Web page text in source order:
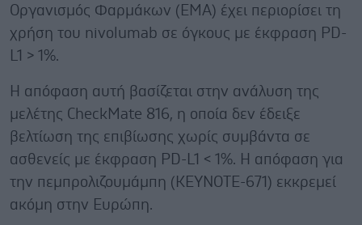
Οργανισμός Φαρμάκων (EMA) έχει περιορίσει τη
χρήση του nivolumab σε όγκους με έκφραση PD-
L1 > 1%.
Η απόφαση αυτή βασίζεται στην ανάλυση της
μελέτης CheckMate 816, η οποία δεν έδειξε
βελτίωση της επιβίωσης χωρίς συμβάντα σε
ασθενείς με έκφραση PD-L1 < 1%. Η απόφαση για
την πεμπρολιζουμάμπη (KEYNOTE-671) εκκρεμεί
ακόμη στην Ευρώπη.